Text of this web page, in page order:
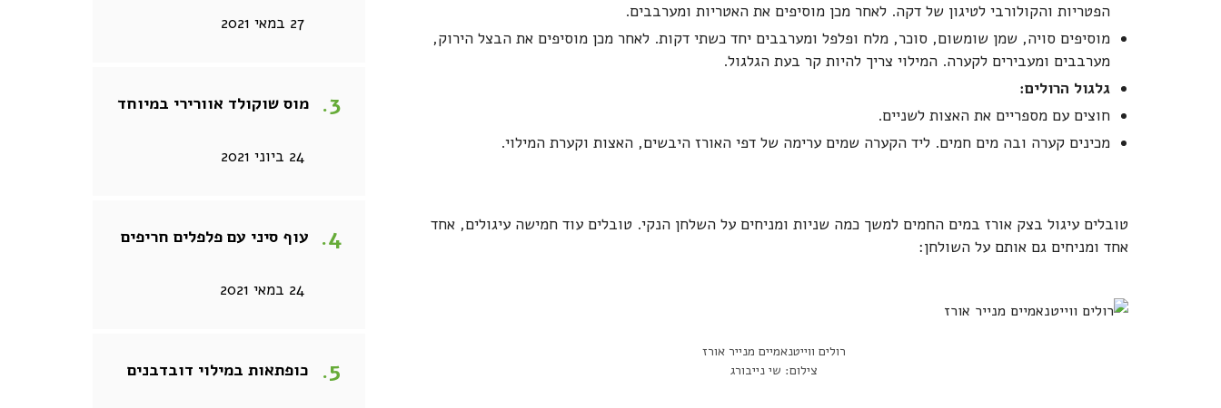
הפטריות והקולורבי לטיגון של דקה. לאחר מכן מוסיפים את האטריות ומערבבים.
מוסיפים סויה, שמן שומשום, סוכר, מלח ופלפל ומערבבים יחד כשתי דקות. לאחר מכן מוסיפים את הבצל הירוק,
מערבבים ומעבירים לקערה. המילוי צריך להיות קר בעת הגלגול.
גלגול הרולים:
חוצים עם מספריים את האצות לשניים.
מכינים קערה ובה מים חמים. ליד הקערה שמים ערימה של דפי האורז היבשים, האצות וקערת המילוי.
טובלים עיגול בצק אורז במים החמים למשך כמה שניות ומניחים על השלחן הנקי. טובלים עוד חמישה עיגולים, אחד
אחד ומניחים גם אותם על השולחן:
רולים ווייטנאמיים מנייר אורז
צילום: שי נייבורג
27 במאי 2021
מוס שוקולד אוורירי במיוחד
24 ביוני 2021
עוף סיני עם פלפלים חריפים
24 במאי 2021
כופתאות במילוי דובדבנים